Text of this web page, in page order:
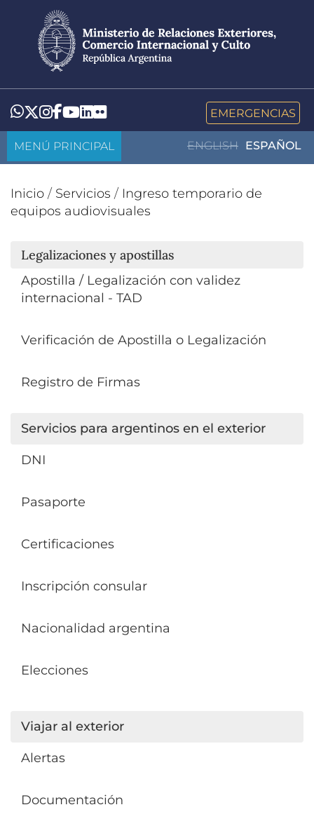
contenido
principal
Whatsapp
Twitter
Instagram
Facebook
YouTube
LinkedIn
Flickr EMERGENCIAS
ENGLISH ESPAÑOL
MENÚ PRINCIPAL
Inicio / Servicios / Ingreso temporario de
equipos audiovisuales
Legalizaciones y apostillas
Apostilla / Legalización con validez
internacional - TAD
Verificación de Apostilla o Legalización
Registro de Firmas
Servicios para argentinos en el exterior
DNI
Pasaporte
Certificaciones
Inscripción consular
Nacionalidad argentina
Elecciones
Viajar al exterior
Alertas
Documentación